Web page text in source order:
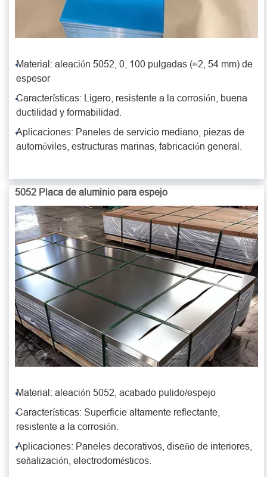
Material: aleación 5052, 0, 100 pulgadas (≈2, 54 mm) de
espesor
Características: Ligero, resistente a la corrosión, buena
ductilidad y formabilidad.
Aplicaciones: Paneles de servicio mediano, piezas de
automóviles, estructuras marinas, fabricación general.
5052 Placa de aluminio para espejo
Material: aleación 5052, acabado pulido/espejo
Características: Superficie altamente reflectante,
resistente a la corrosión.
Aplicaciones: Paneles decorativos, diseño de interiores,
señalización, electrodomésticos.